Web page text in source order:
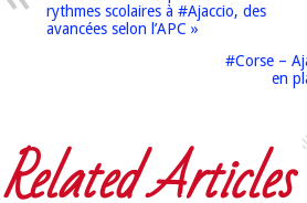
rythmes scolaires à #Ajaccio, des
avancées selon l’APC »
#Corse –
en
Related Articles